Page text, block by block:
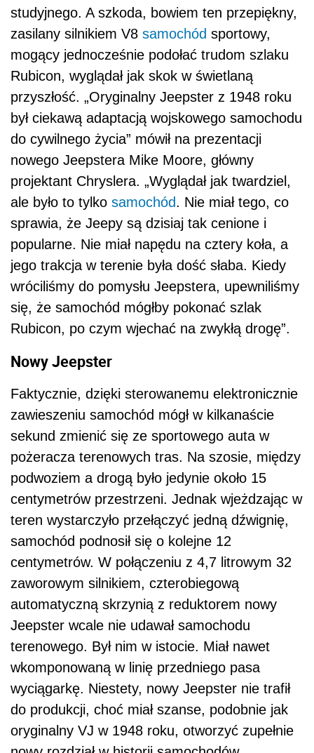
studyjnego. A szkoda, bowiem ten przepiękny,
zasilany silnikiem V8 samochód sportowy,
mogący jednocześnie podołać trudom szlaku
Rubicon, wyglądał jak skok w świetlaną
przyszłość. „Oryginalny Jeepster z 1948 roku
był ciekawą adaptacją wojskowego samochodu
do cywilnego życia” mówił na prezentacji
nowego Jeepstera Mike Moore, główny
projektant Chryslera. „Wyglądał jak twardziel,
ale było to tylko samochód. Nie miał tego, co
sprawia, że Jeepy są dzisiaj tak cenione i
popularne. Nie miał napędu na cztery koła, a
jego trakcja w terenie była dość słaba. Kiedy
wróciliśmy do pomysłu Jeepstera, upewniliśmy
się, że samochód mógłby pokonać szlak
Rubicon, po czym wjechać na zwykłą drogę”.
Nowy Jeepster
Faktycznie, dzięki sterowanemu elektronicznie
zawieszeniu samochód mógł w kilkanaście
sekund zmienić się ze sportowego auta w
pożeracza terenowych tras. Na szosie, między
podwoziem a drogą było jedynie około 15
centymetrów przestrzeni. Jednak wjeżdzając w
teren wystarczyło przełączyć jedną dźwignię,
samochód podnosił się o kolejne 12
centymetrów. W połączeniu z 4,7 litrowym 32
zaworowym silnikiem, czterobiegową
automatyczną skrzynią z reduktorem nowy
Jeepster wcale nie udawał samochodu
terenowego. Był nim w istocie. Miał nawet
wkomponowaną w linię przedniego pasa
wyciągarkę. Niestety, nowy Jeepster nie trafił
do produkcji, choć miał szanse, podobnie jak
oryginalny VJ w 1948 roku, otworzyć zupełnie